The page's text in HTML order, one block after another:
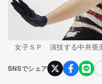
女子ＳＰ 演技する中井亜
SNSでシェア